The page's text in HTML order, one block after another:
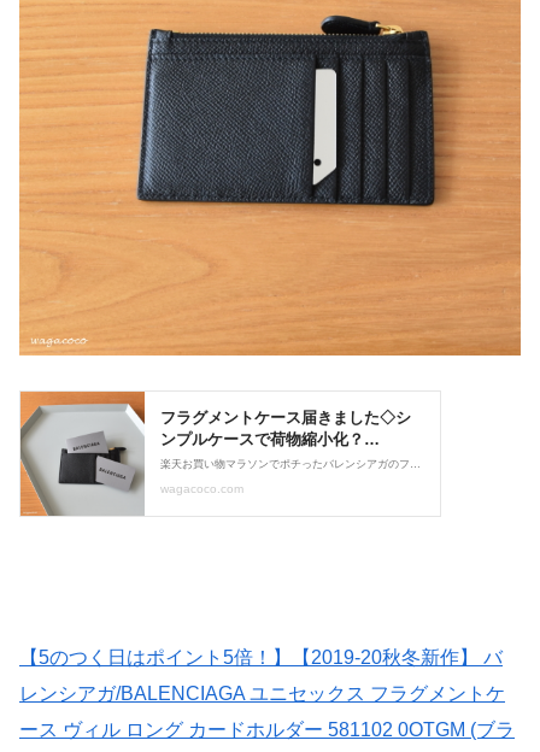
【5のつく日はポイント5倍！】【2019-20秋冬新作】 バ
レンシアガ/BALENCIAGA ユニセックス フラグメントケ
ース ヴィル ロング カードホルダー 581102 0OTGM (ブラ